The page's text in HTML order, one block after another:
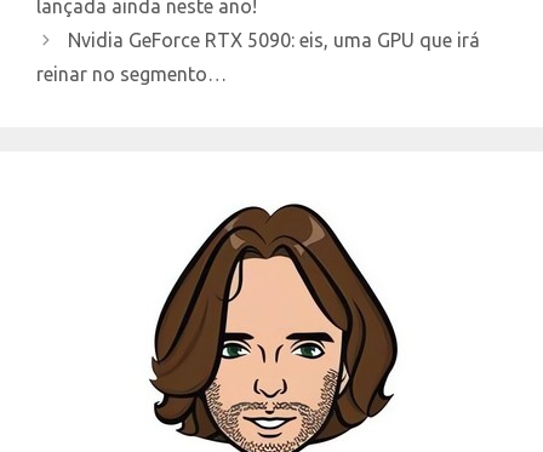
lançada ainda neste ano!
Nvidia GeForce RTX 5090: eis, uma GPU que irá
reinar no segmento…